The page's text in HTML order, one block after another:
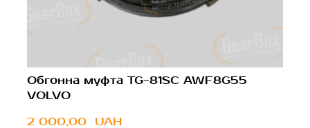
Обгонна муфта TG-81SC AWF8G55
VOLVO
2 000,00  UAH